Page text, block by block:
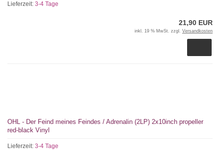
Lieferzeit: 3-4 Tage
21,90 EUR
inkl. 19 % MwSt. zzgl. Versandkosten
OHL - Der Feind meines Feindes / Adrenalin (2LP) 2x10inch propeller
red-black Vinyl
Lieferzeit: 3-4 Tage